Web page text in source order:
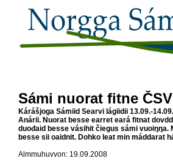
Sámi nuorat fitne
Kárášjoga Sámiid Searvi lágiidii 13.09.-
Anárii. Nuorat besse earret eará fitnat
duođaid besse vásihit čiegus sámi vuoiŋŋa.
besse sii oaidnit. Dohko leat min máddarat
Almmuhuvvon: 19.09.2008